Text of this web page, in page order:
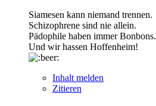
Siamesen kann niemand trennen.
Schizophrene sind nie allein.
Pädophile haben immer Bonbons.
Und wir hassen Hoffenheim!
Inhalt melden
Zitieren